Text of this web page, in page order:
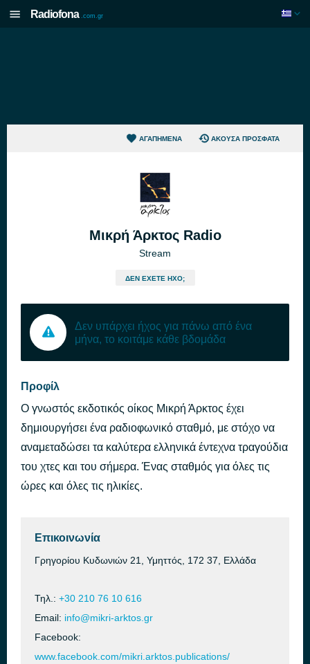
Radiofona .com.gr
ΑΓΑΠΗΜΈΝΑ ΆΚΟΥΣΑ ΠΡΌΣΦΑΤΑ
Μικρή Άρκτος Radio
Stream
ΔΕΝ ΈΧΕΤΕ ΉΧΟ;
Δεν υπάρχει ήχος για πάνω από ένα
μήνα, το κοιτάμε κάθε βδομάδα
Προφίλ
Ο γνωστός εκδοτικός οίκος Μικρή Άρκτος έχει
δημιουργήσει ένα ραδιοφωνικό σταθμό, με στόχο να
αναμεταδώσει τα καλύτερα ελληνικά έντεχνα τραγούδια
του χτες και του σήμερα. Ένας σταθμός για όλες τις
ώρες και όλες τις ηλικίες.
Επικοινωνία
Γρηγορίου Κυδωνιών 21, Υμηττός, 172 37, Ελλάδα
Τηλ.: +30 210 76 10 616
Email: info@mikri-arktos.gr
Facebook:
www.facebook.com/mikri.arktos.publications/